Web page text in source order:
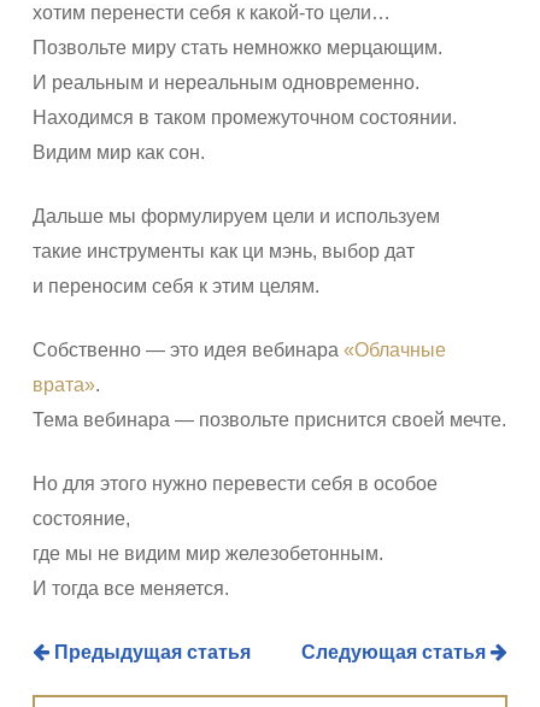
хотим перенести себя к какой-то цели…
Позвольте миру стать немножко мерцающим.
И реальным и нереальным одновременно.
Находимся в таком промежуточном состоянии.
Видим мир как сон.
Дальше мы формулируем цели и используем
такие инструменты как ци мэнь, выбор дат
и переносим себя к этим целям.
Собственно — это идея вебинара «Облачные
врата».
Тема вебинара — позвольте приснится своей мечте.
Но для этого нужно перевести себя в особое
состояние,
где мы не видим мир железобетонным.
И тогда все меняется.
Предыдущая статья Следующая статья